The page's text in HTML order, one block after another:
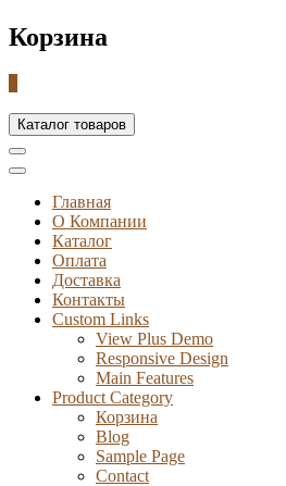
Корзина
Каталог товаров
Главная
О Компании
Каталог
Оплата
Доставка
Контакты
Custom Links
View Plus Demo
Responsive Design
Main Features
Product Category
Корзина
Blog
Sample Page
Contact